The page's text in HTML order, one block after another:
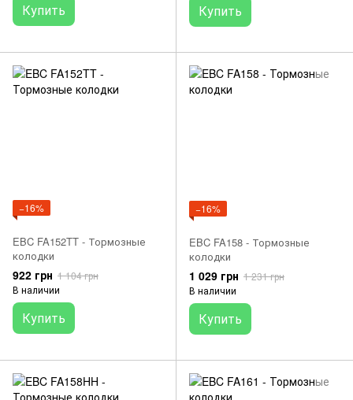
Купить Купить
−16%
EBC FA152TT - Тормозные
колодки
922 грн 1 104 грн
В наличии
Купить
−16%
EBC FA158 - Тормозные
колодки
1 029 грн 1 231 грн
В наличии
Купить